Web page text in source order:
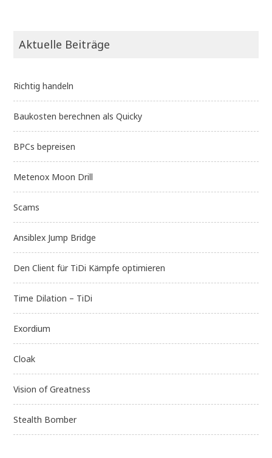
Aktuelle Beiträge
Richtig handeln
Baukosten berechnen als Quicky
BPCs bepreisen
Metenox Moon Drill
Scams
Ansiblex Jump Bridge
Den Client für TiDi Kämpfe optimieren
Time Dilation – TiDi
Exordium
Cloak
Vision of Greatness
Stealth Bomber